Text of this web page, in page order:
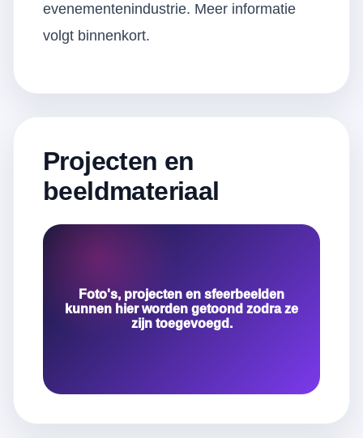
evenementenindustrie. Meer informatie
volgt binnenkort.
Projecten en
beeldmateriaal
Foto's, projecten en sfeerbeelden
kunnen hier worden getoond zodra ze
zijn toegevoegd.